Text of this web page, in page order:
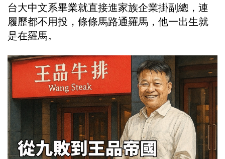
台大中文系畢業就直接進家族企業掛副總，連
履歷都不用投，條條馬路通羅馬，他一出生就
是在羅馬。